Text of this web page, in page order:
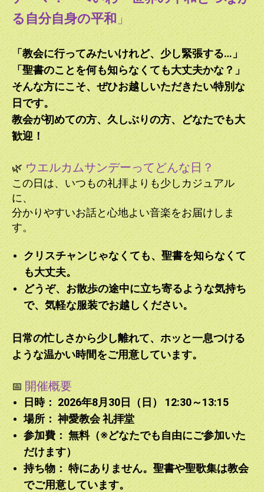
は、被献日（ひけんび）と祝われる日となっており、イエ
ス・キリストが生まれた日（12月25日）から40日後の日と
定められています。本日は信徒によるみ言葉の礼拝が予定さ
れています。あいにくの雨ですが、お気をつけてお越しくだ
さい。ご参加お待ちしております。
2025.01.13
今年もどうぞよろしくお願いいたします。お一人で静かにお
祈りしたい場合は木曜日午後のオープンチャーチにぜひ。ま
た、司祭のお話をお聞きしたい、聖歌を歌いたい、たくさん
の方々とご一緒にお祈りしたい場合は日曜日の礼拝をお勧め
します。皆さんのご参加お待ちしております。
2024.12.08
日本聖公会東京教区の降臨節・クリスマス 礼拝・プログラ
ム一覧表を提供いたします。どうぞ、お近くの教会にお越し
ください。みなさん、メリークリスマス！
2024.12.01
教会歴では、本日から新しい一年がスタートとなり、「降臨
節」になりました。神愛教会の礼拝は何方でも歓迎します。
どうぞお気軽に礼拝に参加してください。ご一緒にクリスマ
スを祝いましょう！
2024.11.01
11月10日9:30「こども礼拝」の代わりに「こどもと共に守
る礼拝・収穫感謝」を10:30に予定しています。皆さんのご
参加お待ちしております。
2024.09.15
立秋を過ぎたとはいえ厳しい暑さが続いておりますが、いか
がお過ごしでしょうか。本日より毎週日曜日の「聖書のメッ
セージ」を再スタートさせていただきます。どうぞよろしく
お願いいたします。
2024.08.25
「聖書のメッセージ」は9月1日～15日まで夏休みとさせて
いただきます。ご了承ください。
る自分自身の平和」
「教会に行ってみたいけれど、少し緊張する…」
「聖書のことを何も知らなくても大丈夫かな？」
そんな方にこそ、ぜひお越しいただきたい特別な
日です。
教会が初めての方、久しぶりの方、どなたでも大
歓迎！
🌿 ウエルカムサンデーってどんな日？
この日は、いつもの礼拝よりも少しカジュアル
に、
分かりやすいお話と心地よい音楽をお届けしま
す。
クリスチャンじゃなくても、聖書を知らなくて
も大丈夫。
どうぞ、お散歩の途中に立ち寄るような気持ち
で、気軽な服装でお越しください。
日常の忙しさから少し離れて、ホッと一息つける
ような温かい時間をご用意しています。
📅開催概要
日時：2026年8月30日（日） 12:30～13:15
場所： 神愛教会 礼拝堂
参加費： 無料（※どなたでも自由にご参加いた
だけます）
持ち物： 特にありません。聖書や聖歌集は教会
でご用意しています。